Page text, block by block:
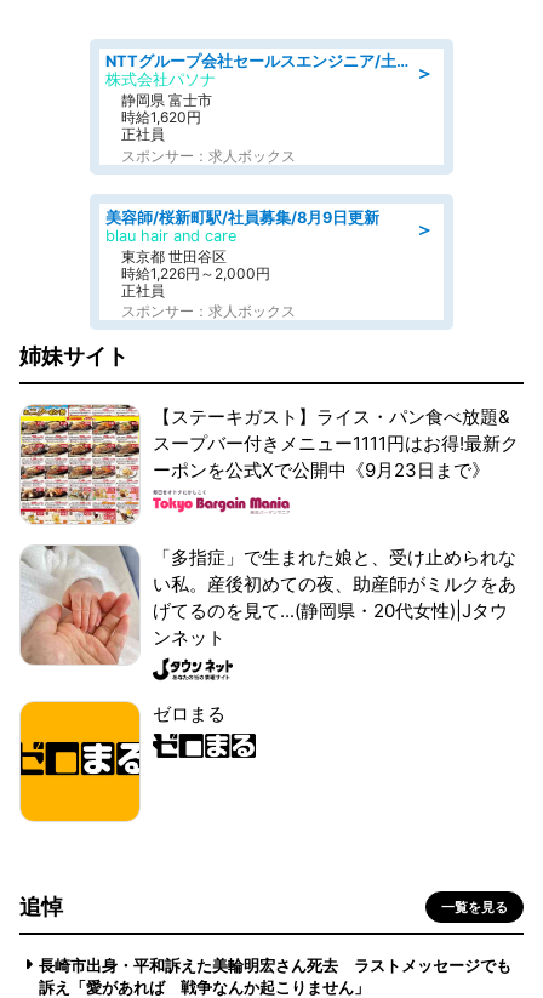
＞
NTTグループ会社セールスエンジニア/土日休み/システムエンジニア
株式会社パソナ
静岡県 富士市
時給1,620円
正社員
スポンサー：求人ボックス
＞
美容師/桜新町駅/社員募集/8月9日更新
blau hair and care
東京都 世田谷区
時給1,226円～2,000円
正社員
スポンサー：求人ボックス
姉妹サイト
【ステーキガスト】ライス・パン食べ放題&
スープバー付きメニュー1111円はお得!最新ク
ーポンを公式Xで公開中《9月23日まで》
「多指症」で生まれた娘と、受け止められな
い私。産後初めての夜、助産師がミルクをあ
げてるのを見て...(静岡県・20代女性)|Jタウ
ンネット
ゼロまる
追悼 一覧を見る
長崎市出身・平和訴えた美輪明宏さん死去 ラストメッセージでも
訴え「愛があれば 戦争なんか起こりません」